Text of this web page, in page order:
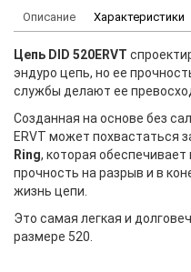
Описание Характеристики
Цепь DID 520ERVT
эндуро цепь, но ее
службы делают ее
Созданная на основе без
ERVT может похвастаться
Ring, которая
прочность на разрыв и в
жизнь цепи.
Это самая легкая и
размере 520.